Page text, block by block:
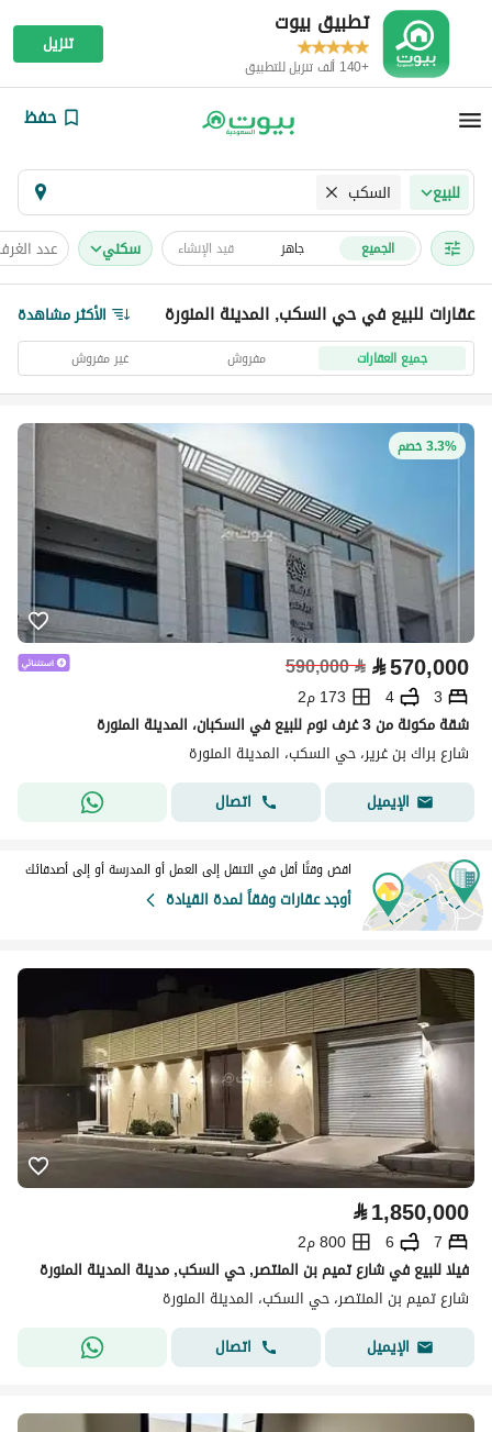
تطبيق بيوت
+140 ألف تنزيل للتطبيق
تنزيل
حفظ
للبيع السكب
الجميع جاهز قيد الإنشاء سكني عدد
عقارات للبيع في حي السكب, المدينة المنورة الأكثر مشاهدة
جميع العقارات مفروش غير مفروش
3.3% خصم
⃁570,000
⃁
590,000
3
4
173 م2
شقة مكونة من 3 غرف نوم للبيع في السكبان، المدينة المنورة
شارع براك بن غرير، حي السكب، المدينة المنورة
الإيميل
اتصال
اقض وقتًا أقل في التنقل إلى العمل أو المدرسة أو إلى أصدقائك
أوجد عقارات وفقاً لمدة القيادة
⃁1,850,000
7
6
800 م2
فيلا للبيع في شارع تميم بن المنتصر, حي السكب, مدينة المدينة المنورة
شارع تميم بن المنتصر، حي السكب، المدينة المنورة
الإيميل
اتصال